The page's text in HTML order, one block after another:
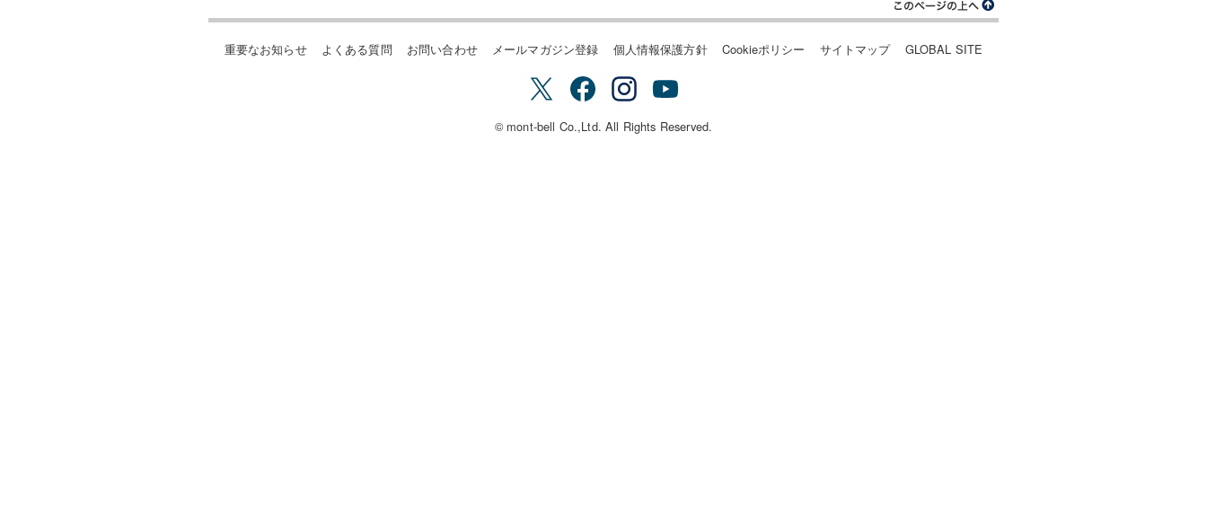
重要なお知らせ よくある質問 お問い合わせ メールマガジン登録 個人情報保護方針 Cookieポリシー サイトマップ GLOBAL SITE
© mont-bell Co.,Ltd. All Rights Reserved.